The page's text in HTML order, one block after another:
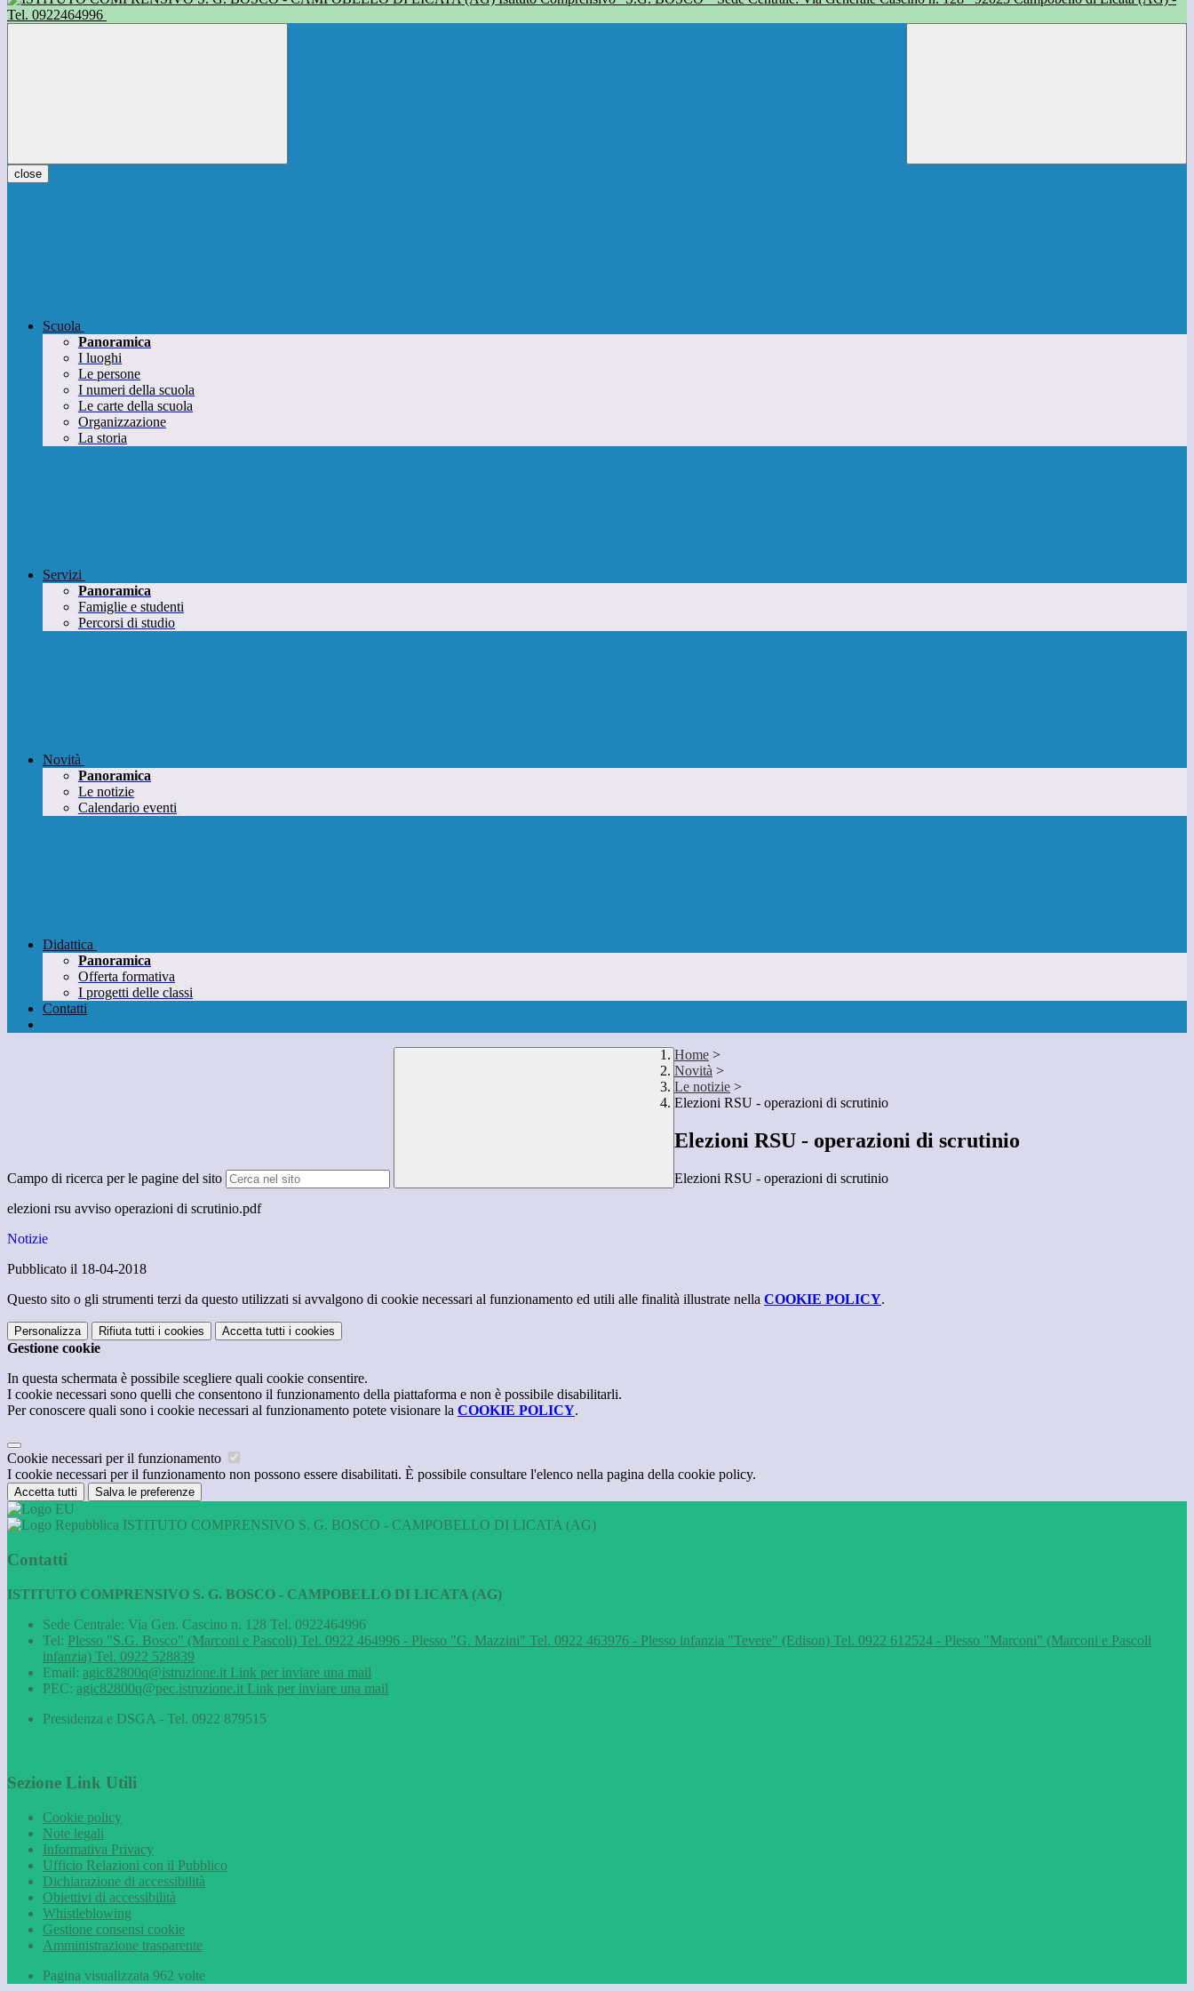
Tel. 0922464996
close
Scuola
Panoramica
I luoghi
Le persone
I numeri della scuola
Le carte della scuola
Organizzazione
La storia
Servizi
Panoramica
Famiglie e studenti
Percorsi di studio
Novità
Panoramica
Le notizie
Calendario eventi
Didattica
Panoramica
Offerta formativa
I progetti delle classi
Contatti
Campo di ricerca per le pagine del sito
Home >
Novità >
Le notizie >
Elezioni RSU - operazioni di scrutinio
Elezioni RSU - operazioni di scrutinio
Elezioni RSU - operazioni di scrutinio
elezioni rsu avviso operazioni di scrutinio.pdf
Notizie
Pubblicato il 18-04-2018
Questo sito o gli strumenti terzi da questo utilizzati si avvalgono di cookie necessari al funzionamento ed utili alle finalità illustrate nella COOKIE POLICY.
Personalizza Rifiuta tutti i cookies Accetta tutti i cookies
Gestione cookie
In questa schermata è possibile scegliere quali cookie consentire.
I cookie necessari sono quelli che consentono il funzionamento della piattaforma e non è possibile disabilitarli.
Per conoscere quali sono i cookie necessari al funzionamento potete visionare la COOKIE POLICY.
Cookie necessari per il funzionamento
I cookie necessari per il funzionamento non possono essere disabilitati. È possibile consultare l'elenco nella pagina della cookie policy.
Accetta tutti Salva le preferenze
ISTITUTO COMPRENSIVO S. G. BOSCO - CAMPOBELLO DI LICATA (AG)
Contatti
ISTITUTO COMPRENSIVO S. G. BOSCO - CAMPOBELLO DI LICATA (AG)
Sede Centrale: Via Gen. Cascino n. 128 Tel. 0922464996
Tel: Plesso "S.G. Bosco" (Marconi e Pascoli) Tel. 0922 464996 - Plesso "G. Mazzini" Tel. 0922 463976 - Plesso infanzia "Tevere" (Edison) Tel. 0922 612524 - Plesso "Marconi" (Marconi e Pascoli
infanzia) Tel. 0922 528839
Email: agic82800q@istruzione.it Link per inviare una mail
PEC: agic82800q@pec.istruzione.it Link per inviare una mail
Presidenza e DSGA - Tel. 0922 879515
Sezione Link Utili
Cookie policy
Note legali
Informativa Privacy
Ufficio Relazioni con il Pubblico
Dichiarazione di accessibilità
Obiettivi di accessibilità
Whistleblowing
Gestione consensi cookie
Amministrazione trasparente
Pagina visualizzata 962 volte